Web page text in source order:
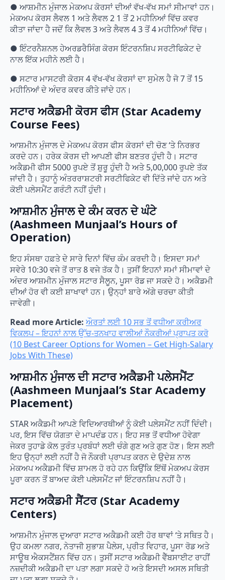
● ਆਸ਼ਮੀਨ ਮੁੰਜਾਲ ਮੇਕਅਪ ਕੋਰਸਾਂ ਦੀਆਂ ਵੱਖ-ਵੱਖ ਸਮਾਂ ਸੀਮਾਵਾਂ ਹਨ।
ਮੇਕਅਪ ਕੋਰਸ ਲੈਵਲ 1 ਅਤੇ ਲੈਵਲ 2 1 ਤੋਂ 2 ਮਹੀਨਿਆਂ ਵਿੱਚ ਕਵਰ
ਕੀਤਾ ਜਾਂਦਾ ਹੈ ਜਦੋਂ ਕਿ ਲੈਵਲ 3 ਅਤੇ ਲੈਵਲ 4 3 ਤੋਂ 4 ਮਹੀਨਿਆਂ ਵਿੱਚ।
● ਇੰਟਰਨੈਸ਼ਨਲ ਹੇਅਰਡਰੈਸਿੰਗ ਕੋਰਸ ਇੰਟਰਨਸ਼ਿਪ ਸਰਟੀਫਿਕੇਟ ਦੇ
ਨਾਲ ਇੱਕ ਮਹੀਨੇ ਲਈ ਹੈ।
● ਸਟਾਰ ਮਾਸਟਰੀ ਕੋਰਸ 4 ਵੱਖ-ਵੱਖ ਕੋਰਸਾਂ ਦਾ ਸੁਮੇਲ ਹੈ ਜੋ 7 ਤੋਂ 15
ਮਹੀਨਿਆਂ ਦੇ ਅੰਦਰ ਕਵਰ ਕੀਤੇ ਜਾਂਦੇ ਹਨ।
ਸਟਾਰ ਅਕੈਡਮੀ ਕੋਰਸ ਫੀਸ (Star Academy
Course Fees)
ਆਸ਼ਮੀਨ ਮੁੰਜਾਲ ਦੇ ਮੇਕਅਪ ਕੋਰਸ ਫੀਸ ਕੋਰਸਾਂ ਦੀ ਚੋਣ ‘ਤੇ ਨਿਰਭਰ
ਕਰਦੇ ਹਨ। ਹਰੇਕ ਕੋਰਸ ਦੀ ਆਪਣੀ ਫੀਸ ਬਣਤਰ ਹੁੰਦੀ ਹੈ। ਸਟਾਰ
ਅਕੈਡਮੀ ਫੀਸ 5000 ਰੁਪਏ ਤੋਂ ਸ਼ੁਰੂ ਹੁੰਦੀ ਹੈ ਅਤੇ 5,00,000 ਰੁਪਏ ਤੱਕ
ਜਾਂਦੀ ਹੈ। ਤੁਹਾਨੂੰ ਅੰਤਰਰਾਸ਼ਟਰੀ ਸਰਟੀਫਿਕੇਟ ਵੀ ਦਿੱਤੇ ਜਾਂਦੇ ਹਨ ਅਤੇ
ਕੋਈ ਪਲੇਸਮੈਂਟ ਗਰੰਟੀ ਨਹੀਂ ਹੁੰਦੀ।
ਆਸ਼ਮੀਨ ਮੁੰਜਾਲ ਦੇ ਕੰਮ ਕਰਨ ਦੇ ਘੰਟੇ
(Aashmeen Munjaal’s Hours of
Operation)
ਇਹ ਸੰਸਥਾ ਹਫ਼ਤੇ ਦੇ ਸਾਰੇ ਦਿਨਾਂ ਵਿੱਚ ਕੰਮ ਕਰਦੀ ਹੈ। ਇਸਦਾ ਸਮਾਂ
ਸਵੇਰੇ 10:30 ਵਜੇ ਤੋਂ ਰਾਤ 8 ਵਜੇ ਤੱਕ ਹੈ। ਤੁਸੀਂ ਇਹਨਾਂ ਸਮਾਂ ਸੀਮਾਵਾਂ ਦੇ
ਅੰਦਰ ਆਸ਼ਮੀਨ ਮੁੰਜਾਲ ਸਟਾਰ ਸੈਲੂਨ, ਪੂਸਾ ਰੋਡ ਜਾ ਸਕਦੇ ਹੋ। ਅਕੈਡਮੀ
ਦੀਆਂ ਹੋਰ ਵੀ ਕਈ ਸ਼ਾਖਾਵਾਂ ਹਨ। ਉਨ੍ਹਾਂ ਬਾਰੇ ਅੱਗੇ ਚਰਚਾ ਕੀਤੀ
ਜਾਵੇਗੀ।
Read more Article: ਔਰਤਾਂ ਲਈ 10 ਸਭ ਤੋਂ ਵਧੀਆ ਕਰੀਅਰ
ਵਿਕਲਪ – ਇਹਨਾਂ ਨਾਲ ਉੱਚ-ਤਨਖਾਹ ਵਾਲੀਆਂ ਨੌਕਰੀਆਂ ਪ੍ਰਾਪਤ ਕਰੋ
(10 Best Career Options for Women – Get High-Salary
Jobs With These)
ਆਸ਼ਮੀਨ ਮੁੰਜਾਲ ਦੀ ਸਟਾਰ ਅਕੈਡਮੀ ਪਲੇਸਮੈਂਟ
(Aashmeen Munjaal’s Star Academy
Placement)
STAR ਅਕੈਡਮੀ ਆਪਣੇ ਵਿਦਿਆਰਥੀਆਂ ਨੂੰ ਕੋਈ ਪਲੇਸਮੈਂਟ ਨਹੀਂ ਦਿੰਦੀ।
ਪਰ, ਇਸ ਵਿੱਚ ਯੋਗਤਾ ਦੇ ਮਾਪਦੰਡ ਹਨ। ਇਹ ਸਭ ਤੋਂ ਵਧੀਆ ਹੋਵੇਗਾ
ਜੇਕਰ ਤੁਹਾਡੇ ਕੋਲ ਤੁਰੰਤ ਪ੍ਰਬੰਧਾਂ ਲਈ ਚੰਗੇ ਗੁਣ ਅਤੇ ਗੁਣ ਹੋਣ। ਇਸ ਲਈ
ਇਹ ਉਨ੍ਹਾਂ ਲਈ ਨਹੀਂ ਹੈ ਜੋ ਨੌਕਰੀ ਪ੍ਰਾਪਤ ਕਰਨ ਦੇ ਉਦੇਸ਼ ਨਾਲ
ਮੇਕਅਪ ਅਕੈਡਮੀ ਵਿੱਚ ਸ਼ਾਮਲ ਹੋ ਰਹੇ ਹਨ ਕਿਉਂਕਿ ਇੱਥੋਂ ਮੇਕਅਪ ਕੋਰਸ
ਪੂਰਾ ਕਰਨ ਤੋਂ ਬਾਅਦ ਕੋਈ ਪਲੇਸਮੈਂਟ ਜਾਂ ਇੰਟਰਨਸ਼ਿਪ ਨਹੀਂ ਹੈ।
ਸਟਾਰ ਅਕੈਡਮੀ ਸੈਂਟਰ (Star Academy
Centers)
ਆਸ਼ਮੀਨ ਮੁੰਜਾਲ ਦੁਆਰਾ ਸਟਾਰ ਅਕੈਡਮੀ ਕਈ ਹੋਰ ਥਾਵਾਂ ‘ਤੇ ਸਥਿਤ ਹੈ।
ਉਹ ਕਮਲਾ ਨਗਰ, ਨੇਤਾਜੀ ਸੁਭਾਸ਼ ਪੈਲੇਸ, ਪ੍ਰੀਤ ਵਿਹਾਰ, ਪੂਸਾ ਰੋਡ ਅਤੇ
ਸਾਊਥ ਐਕਸਟੈਂਸ਼ਨ ਵਿੱਚ ਹਨ। ਤੁਸੀਂ ਸਟਾਰ ਅਕੈਡਮੀ ਵੈੱਬਸਾਈਟ ਰਾਹੀਂ
ਨਜ਼ਦੀਕੀ ਅਕੈਡਮੀ ਦਾ ਪਤਾ ਲਗਾ ਸਕਦੇ ਹੋ ਅਤੇ ਇਸਦੀ ਅਸਲ ਸਥਿਤੀ